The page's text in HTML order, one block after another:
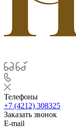
Телефоны
+7 (4212) 308325
Заказать звонок
E-mail